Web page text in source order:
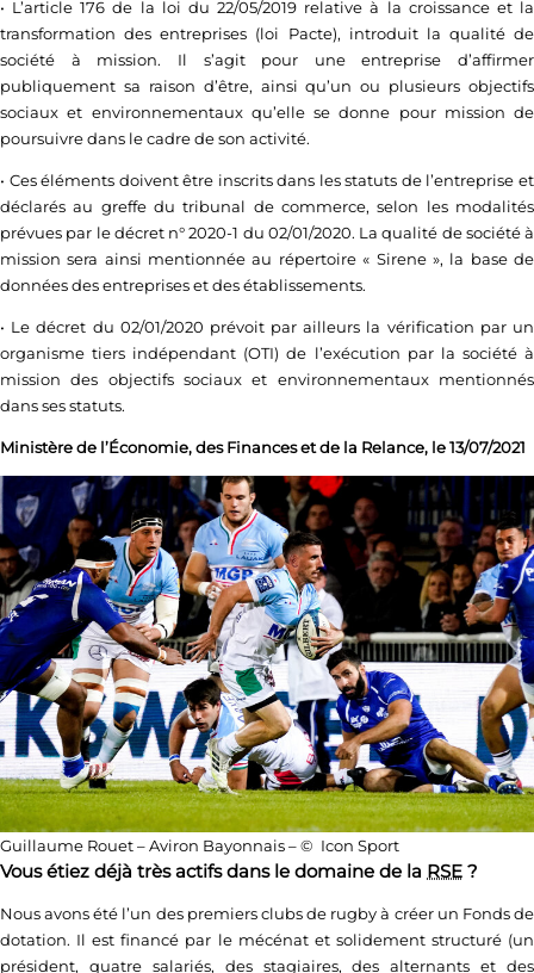
• L’article 176 de la loi du 22/05/2019 relative à la croissance et la
transformation des entreprises (loi Pacte), introduit la qualité de
société à mission. Il s’agit pour une entreprise d’affirmer
publiquement sa raison d’être, ainsi qu’un ou plusieurs objectifs
sociaux et environnementaux qu’elle se donne pour mission de
poursuivre dans le cadre de son activité.
• Ces éléments doivent être inscrits dans les statuts de l’entreprise et
déclarés au greffe du tribunal de commerce, selon les modalités
prévues par le décret n° 2020-1 du 02/01/2020. La qualité de société à
mission sera ainsi mentionnée au répertoire « Sirene », la base de
données des entreprises et des établissements.
• Le décret du 02/01/2020 prévoit par ailleurs la vérification par un
organisme tiers indépendant (OTI) de l’exécution par la société à
mission des objectifs sociaux et environnementaux mentionnés
dans ses statuts.
Ministère de l’Économie, des Finances et de la Relance, le 13/07/2021
Guillaume Rouet – Aviron Bayonnais – © Icon Sport
Vous étiez déjà très actifs dans le domaine de la RSE ?
Nous avons été l’un des premiers clubs de rugby à créer un Fonds de
dotation. Il est financé par le mécénat et solidement structuré (un
président, quatre salariés, des stagiaires, des alternants et des